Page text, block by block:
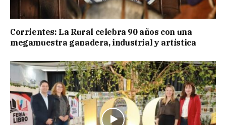
Corrientes: La Rural celebra 90 años con una
megamuestra ganadera, industrial y artística